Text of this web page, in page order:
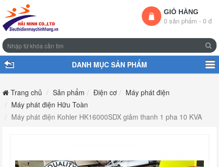
GIỎ HÀNG
0 sản phẩm - 0 đ
DANH MỤC SẢN PHẨM
Trang chủ Sản phẩm Điện cơ
Máy phát điện
Máy phát điện Hữu Toàn
Máy phát điện Kohler HK16000SDX giảm thanh 1 pha 10 KVA